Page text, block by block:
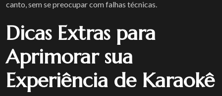
canto, sem se preocupar com falhas técnicas.
Dicas Extras para
Aprimorar sua
Experiência de Karaokê